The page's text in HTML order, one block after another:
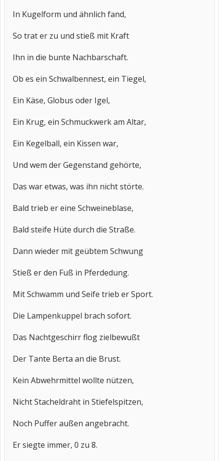
In Kugelform und ähnlich fand,
So trat er zu und stieß mit Kraft
Ihn in die bunte Nachbarschaft.
Ob es ein Schwalbennest, ein Tiegel,
Ein Käse, Globus oder Igel,
Ein Krug, ein Schmuckwerk am Altar,
Ein Kegelball, ein Kissen war,
Und wem der Gegenstand gehörte,
Das war etwas, was ihn nicht störte.
Bald trieb er eine Schweineblase,
Bald steife Hüte durch die Straße.
Dann wieder mit geübtem Schwung
Stieß er den Fuß in Pferdedung.
Mit Schwamm und Seife trieb er Sport.
Die Lampenkuppel brach sofort.
Das Nachtgeschirr flog zielbewußt
Der Tante Berta an die Brust.
Kein Abwehrmittel wollte nützen,
Nicht Stacheldraht in Stiefelspitzen,
Noch Puffer außen angebracht.
Er siegte immer, 0 zu 8.